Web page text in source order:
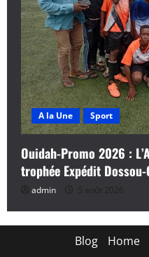
A la Une Sport
Ouidah-Promo 2026 :
trophée Expédit Dossou-
admin 5 août 2026
Blog Home